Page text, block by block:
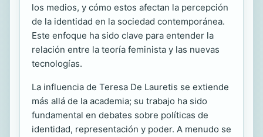
los medios, y cómo estos afectan la percepción
de la identidad en la sociedad contemporánea.
Este enfoque ha sido clave para entender la
relación entre la teoría feminista y las nuevas
tecnologías.
La influencia de Teresa De Lauretis se extiende
más allá de la academia; su trabajo ha sido
fundamental en debates sobre políticas de
identidad, representación y poder. A menudo se